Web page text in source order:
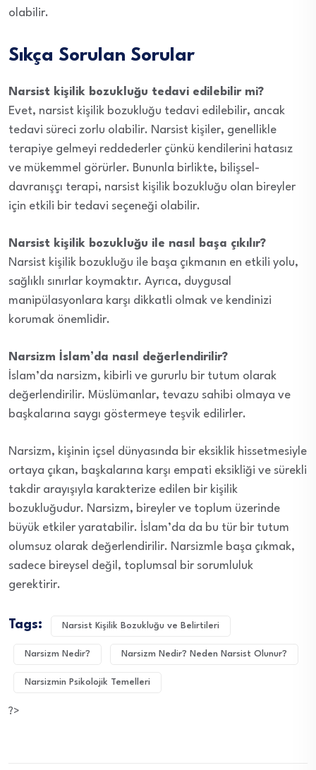
olabilir.
Sıkça Sorulan Sorular
Narsist kişilik bozukluğu tedavi edilebilir mi?
Evet, narsist kişilik bozukluğu tedavi edilebilir, ancak
tedavi süreci zorlu olabilir. Narsist kişiler, genellikle
terapiye gelmeyi reddederler çünkü kendilerini hatasız
ve mükemmel görürler. Bununla birlikte, bilişsel-
davranışçı terapi, narsist kişilik bozukluğu olan bireyler
için etkili bir tedavi seçeneği olabilir.
Narsist kişilik bozukluğu ile nasıl başa çıkılır?
Narsist kişilik bozukluğu ile başa çıkmanın en etkili yolu,
sağlıklı sınırlar koymaktır. Ayrıca, duygusal
manipülasyonlara karşı dikkatli olmak ve kendinizi
korumak önemlidir.
Narsizm İslam’da nasıl değerlendirilir?
İslam’da narsizm, kibirli ve gururlu bir tutum olarak
değerlendirilir. Müslümanlar, tevazu sahibi olmaya ve
başkalarına saygı göstermeye teşvik edilirler.
Narsizm, kişinin içsel dünyasında bir eksiklik hissetmesiyle
ortaya çıkan, başkalarına karşı empati eksikliği ve sürekli
takdir arayışıyla karakterize edilen bir kişilik
bozukluğudur. Narsizm, bireyler ve toplum üzerinde
büyük etkiler yaratabilir. İslam’da da bu tür bir tutum
olumsuz olarak değerlendirilir. Narsizmle başa çıkmak,
sadece bireysel değil, toplumsal bir sorumluluk
gerektirir.
Tags: Narsist Kişilik Bozukluğu ve Belirtileri
Narsizm Nedir? Narsizm Nedir? Neden Narsist Olunur?
Narsizmin Psikolojik Temelleri
?>